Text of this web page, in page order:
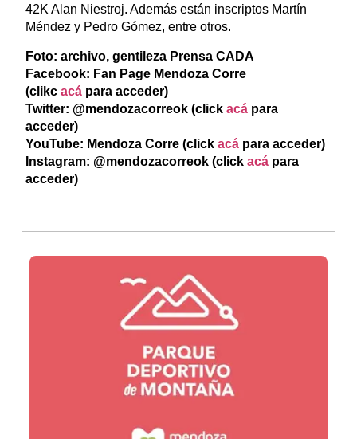
42K Alan Niestroj. Además están inscriptos Martín
Méndez y Pedro Gómez, entre otros.
Foto: archivo, gentileza Prensa CADA
Facebook: Fan Page Mendoza Corre
(clikc acápara acceder)
Twitter: @mendozacorreok (click acápara
acceder)
YouTube: Mendoza Corre (click acápara acceder)
Instagram: @mendozacorreok (click acápara
acceder)